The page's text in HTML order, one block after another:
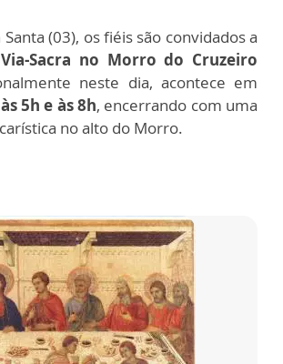
(03), os fiéis são convidados a
Via-Sacra no Morro do Cruzeiro
neste dia, acontece em
às 5h e às 8h, encerrando com uma
no alto do Morro.